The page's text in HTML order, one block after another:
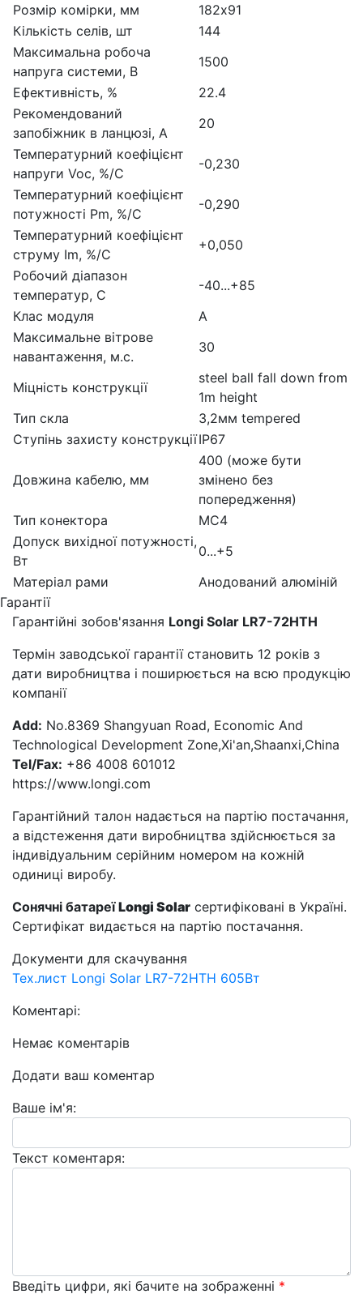
Розмір комірки, мм
182х91
Кількість селів, шт
144
Максимальна робоча
напруга системи, В
1500
Ефективність, %
22.4
Рекомендований
запобіжник в ланцюзі, А
20
Температурний коефіцієнт
напруги Voc, %/С
-0,230
Температурний коефіцієнт
потужності Pm, %/С
-0,290
Температурний коефіцієнт
струму Im, %/С
+0,050
Робочий діапазон
температур, С
-40...+85
Клас модуля
А
Максимальне вітрове
навантаження, м.с.
30
Міцність конструкції
steel ball fall down from
1m height
Тип скла
3,2мм tempered
Ступінь захисту конструкціїIP67
Довжина кабелю, мм
400 (може бути
змінено без
попередження)
Тип конектора
MC4
Допуск вихідної потужності,
Вт
0...+5
Матеріал рами
Анодований алюміній
Гарантії
Гарантійні зобов'язання Longi Solar LR7-72HTH
Термін заводської гарантії становить 12 років з
дати виробництва і поширюється на всю продукцію
компанії
Add: No.8369 Shangyuan Road, Economic And
Technological Development Zone,Xi'an,Shaanxi,China
Tel/Fax: +86 4008 601012
https://www.longi.com
Гарантійний талон надається на партію постачання,
а відстеження дати виробництва здійснюється за
індивідуальним серійним номером на кожній
одиниці виробу.
Сонячні батареїLongi Solar сертифіковані в Україні.
Сертифікат видається на партію постачання.
Документи для скачування
Тех.лист Longi Solar LR7-72HTH 605Вт
Коментарі:
Немає коментарів
Додати ваш коментар
Ваше ім'я:
Текст коментаря:
Введіть цифри, які бачите на зображенні *